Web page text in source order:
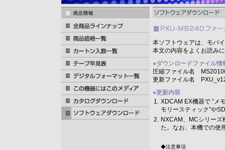
本ソフトウェアは、モバ
本文の内容をよくお読み
●ダウンロードファイル情
圧縮ファイル名
更新ファイル名
●更新内容
1. XDCAM EX機器で ”メ
モリースティック”や
2. NXCAM、MCシリーズ
た。なお、本機での使
◆注意事項